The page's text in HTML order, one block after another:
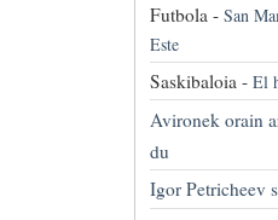
Futbola - San
Este
Saskibaloia - El
Avironek orain
du
Igor Petricheev